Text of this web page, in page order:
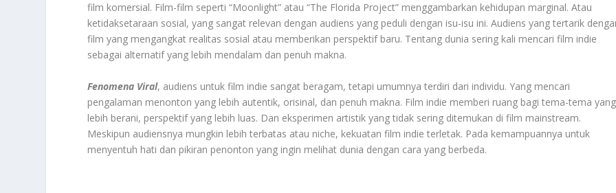
film komersial. Film-film seperti “Moonlight” atau “The Florida Project” menggambarkan kehidupan marginal. Atau
ketidaksetaraan sosial, yang sangat relevan dengan audiens yang peduli dengan isu-isu ini. Audiens yang tertarik
film yang mengangkat realitas sosial atau memberikan perspektif baru. Tentang dunia sering kali mencari film indie
sebagai alternatif yang lebih mendalam dan penuh makna.
Fenomena Viral, audiens untuk film indie sangat beragam, tetapi umumnya terdiri dari individu. Yang mencari
pengalaman menonton yang lebih autentik, orisinal, dan penuh makna. Film indie memberi ruang bagi tema-tema yang
lebih berani, perspektif yang lebih luas. Dan eksperimen artistik yang tidak sering ditemukan di film mainstream.
Meskipun audiensnya mungkin lebih terbatas atau niche, kekuatan film indie terletak. Pada kemampuannya untuk
menyentuh hati dan pikiran penonton yang ingin melihat dunia dengan cara yang berbeda.